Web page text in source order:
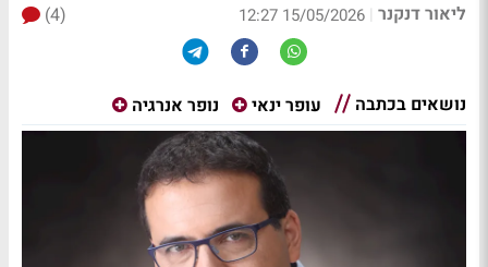
ליאור דנקנר |
15/05/2026 12:27
(4)
נושאים בכתבה עופר ינאי נופר אנרגיה